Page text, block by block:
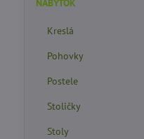
NÁBYTOK
Kreslá
Pohovky
Postele
Stoličky
Stoly